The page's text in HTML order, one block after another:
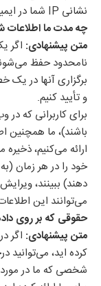
نشانی IP شما در ایمیل تنظیم دوباره وجود خواهد داشت.
چه مدت ما اطلاعات
متن پیشنهادی: اگر
نامحدود حفظ
برگزاری آنها در یک
و تأیید کنیم.
برای کاربرانی که
باشند)، ما همچنین
ارائه می‌کنیم،
خود را در هر زمان (به
دهند) ببینند،
می‌توانند این
حقوقی که بر روی
متن پیشنهادی: اگر
کرده اید،
شخصی که ما در مورد